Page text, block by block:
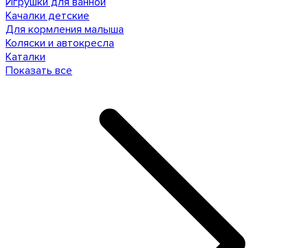
Качалки детские
Для кормления малыша
Коляски и автокресла
Каталки
Показать все